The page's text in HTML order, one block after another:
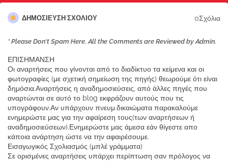
ΔΗΜΟΣΊΕΥΣΗ ΣΧΟΛΊΟΥ 0Σχόλια
* Please Don't Spam Here. All the Comments are Reviewed by Admin.
ΕΠΙΣΗΜΑΝΣΗ
Οι αναρτήσεις που γίνονται από το διαδίκτυο τα κείμενα και οι
φωτογραφίες (με σχετική σημείωση της πηγής) θεωρούμε ότι είναι
δημόσια.Αναρτήσεις η αναδημοσιεύσεις, από άλλες πηγές που
αναρτώνται σε αυτό το blog εκφράζουν αυτούς που τις
υπογράφουν.Αν υπάρχουν πνευμ.δικαιώματα παρακαλούμε
ενημερώστε μας για την αφαίρεση τους(των αναρτήσεων ή
αναδημοσιεύσεων).Ενημερώστε μας άμεσα εάν θίγεστε απο
κάποια ανάρτηση ώστε να την αφαιρέσουμε.
Εισαγωγικός Σχολιασμός (μπλέ γράμματα)
Σε ορισμένες αναρτήσεις υπάρχει περίπτωση σαν πρόλογος να